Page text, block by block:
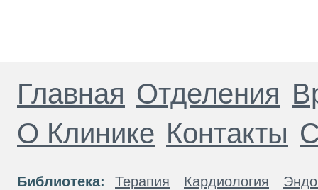
Главная Отделения
О Клинике Контакты
Библиотека: Терапия Кардиология